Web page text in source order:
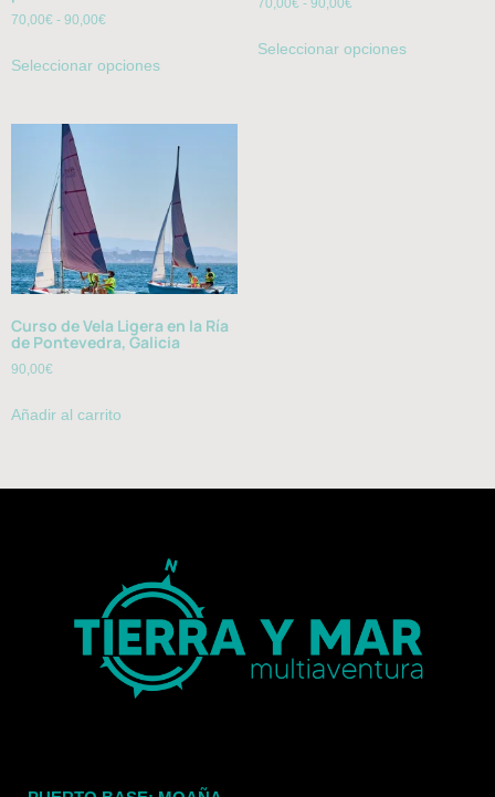
70,00€ - 90,00€
Seleccionar opciones
70,00€ - 90,00€
Seleccionar opciones
Curso de Vela Ligera en la Ría
de Pontevedra, Galicia
90,00€
Añadir al carrito